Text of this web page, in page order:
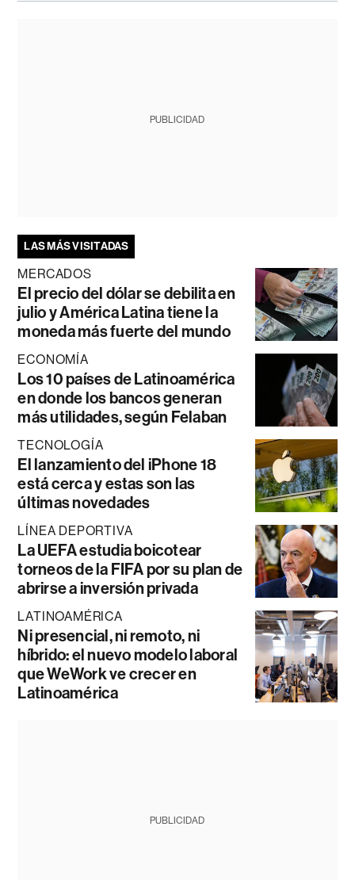
PUBLICIDAD
LAS MÁS VISITADAS
MERCADOS
El precio del dólar se debilita en
julio y América Latina tiene la
moneda más fuerte del mundo
ECONOMÍA
Los 10 países de Latinoamérica
en donde los bancos generan
más utilidades, según Felaban
TECNOLOGÍA
El lanzamiento del iPhone 18
está cerca y estas son las
últimas novedades
LÍNEA DEPORTIVA
La UEFA estudia boicotear
torneos de la FIFA por su plan de
abrirse a inversión privada
LATINOAMÉRICA
Ni presencial, ni remoto, ni
híbrido: el nuevo modelo laboral
que WeWork ve crecer en
Latinoamérica
PUBLICIDAD